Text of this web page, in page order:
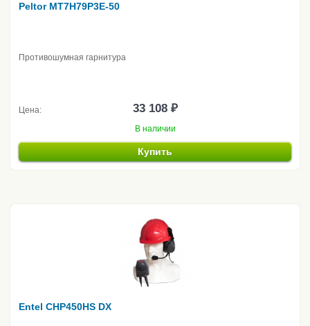
Peltor MT7H79P3E-50
Противошумная гарнитура
Цена: 33 108 ₽
В наличии
Купить
Entel CHP450HS DX